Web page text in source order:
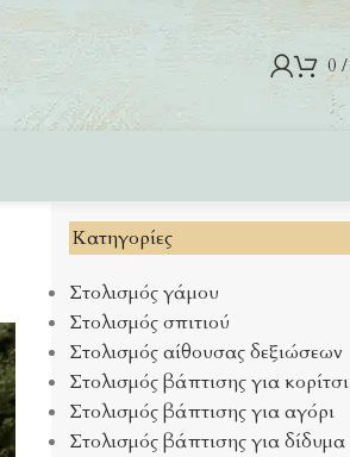
0 /
Kατηγορίες
Στολισμός γάμου
Στολισμός σπιτιού
Στολισμός αίθουσας δεξιώσεων
Στολισμός βάπτισης για κορίτσι
Στολισμός βάπτισης για αγόρι
Στολισμός βάπτισης για δίδυμα